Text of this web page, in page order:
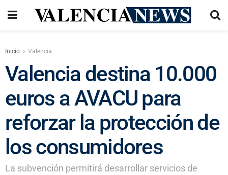
Inicio Valencia
Valencia destina 10.000
euros a AVACU para
reforzar la protección de
los consumidores
La subvención permitirá desarrollar servicios de